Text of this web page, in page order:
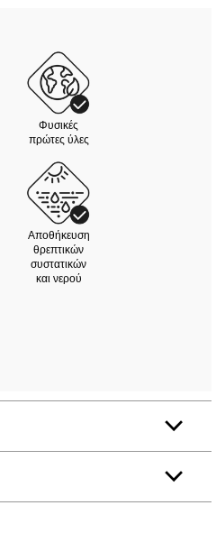
Φυσικές
πρώτες ύλες
Αποθήκευση
θρεπτικών
συστατικών
και νερού